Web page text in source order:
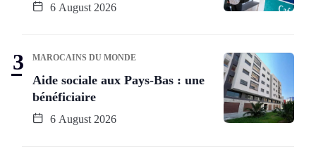
6 August 2026
MAROCAINS DU MONDE
Aide sociale aux Pays-Bas : une
bénéficiaire
6 August 2026